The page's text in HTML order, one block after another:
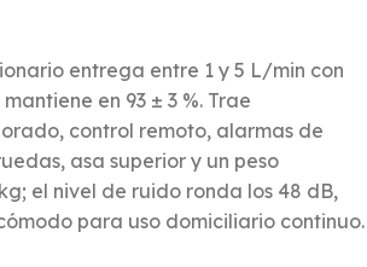
entrega entre 1 y 5 L/min con
en 93 ± 3 %. Trae
control remoto, alarmas de
asa superior y un peso
el nivel de ruido ronda los 48 dB,
para uso domiciliario continuo.